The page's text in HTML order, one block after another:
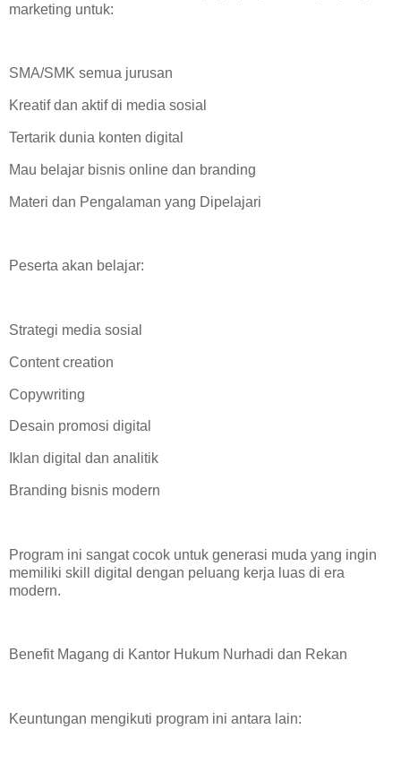
marketing untuk:
SMA/SMK semua jurusan
Kreatif dan aktif di media sosial
Tertarik dunia konten digital
Mau belajar bisnis online dan branding
Materi dan Pengalaman yang Dipelajari
Peserta akan belajar:
Strategi media sosial
Content creation
Copywriting
Desain promosi digital
Iklan digital dan analitik
Branding bisnis modern
Program ini sangat cocok untuk generasi muda yang ingin
memiliki skill digital dengan peluang kerja luas di era
modern.
Benefit Magang di Kantor Hukum Nurhadi dan Rekan
Keuntungan mengikuti program ini antara lain: